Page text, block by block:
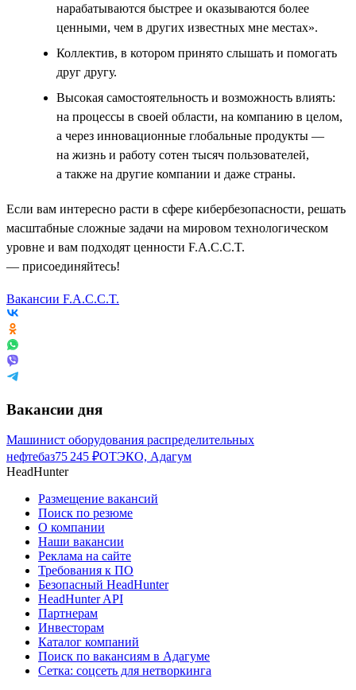
нарабатываются быстрее и оказываются более
ценными, чем в других известных мне местах».
Коллектив, в котором принято слышать и помогать
друг другу.
Высокая самостоятельность и возможность влиять:
на процессы в своей области, на компанию в целом,
а через инновационные глобальные продукты —
на жизнь и работу сотен тысяч пользователей,
а также на другие компании и даже страны.
Если вам интересно расти в сфере кибербезопасности, решать
масштабные сложные задачи на мировом технологическом
уровне и вам подходят ценности F.A.C.C.T.
— присоединяйтесь!
Вакансии F.A.C.C.T.
Вакансии дня
Машинист оборудования распределительных
нефтебаз75 245 ₽ОТЭКО, Адагум
HeadHunter
Размещение вакансий
Поиск по резюме
О компании
Наши вакансии
Реклама на сайте
Требования к ПО
Безопасный HeadHunter
HeadHunter API
Партнерам
Инвесторам
Каталог компаний
Поиск по вакансиям в Адагуме
Сетка: соцсеть для нетворкинга